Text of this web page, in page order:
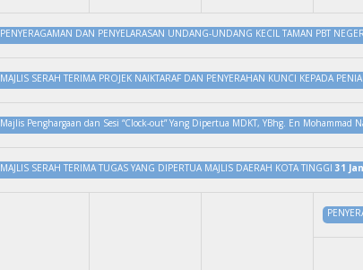
PENYERAGAMAN DAN PENYELARASAN UNDANG-UNDANG KECIL TAMAN PBT
MAJLIS SERAH TERIMA PROJEK NAIKTARAF DAN PENYERAHAN KUNCI KEPADA
Majlis Penghargaan dan Sesi “Clock-out” Yang Dipertua MDKT, YBhg. En
MAJLIS SERAH TERIMA TUGAS YANG DIPERTUA MAJLIS DAERAH KOTA TINGGI31